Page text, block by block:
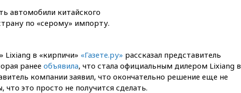
погранконтроль для
итальянских туристов
12:27Возгорание на Ильском
НПЗ, вызванное атакой БПЛА,
автомобили китайского
по «серому» импорту.
Lixiang в «кирпичи» «Газете.ру» рассказал представитель
ранее объявила, что стала официальным дилером Lixiang в
компании заявил, что окончательно решение еще не
что это просто не получится сделать.